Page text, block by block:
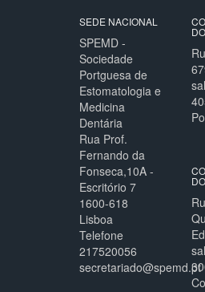
SEDE NACIONAL
SPEMD -
Sociedade
Portguesa de
Estomatologia e
Medicina
Dentária
Rua Prof.
Fernando da
Fonseca,10A -
Escritório 7
1600-618
Lisboa
Telefone
217520056
secretariado@spemd.pt